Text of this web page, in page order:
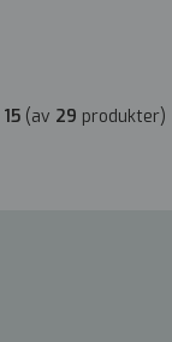
15 (av 29 produkter)